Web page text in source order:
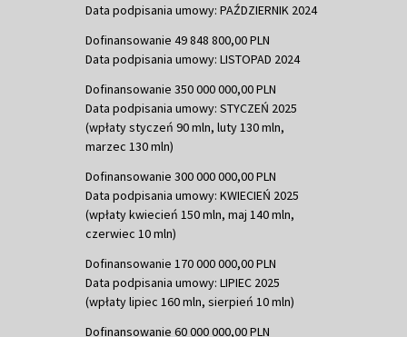
Data podpisania umowy: PAŹDZIERNIK 2024
Dofinansowanie 49 848 800,00 PLN
Data podpisania umowy: LISTOPAD 2024
Dofinansowanie 350 000 000,00 PLN
Data podpisania umowy: STYCZEŃ 2025
(wpłaty styczeń 90 mln, luty 130 mln,
marzec 130 mln)
Dofinansowanie 300 000 000,00 PLN
Data podpisania umowy: KWIECIEŃ 2025
(wpłaty kwiecień 150 mln, maj 140 mln,
czerwiec 10 mln)
Dofinansowanie 170 000 000,00 PLN
Data podpisania umowy: LIPIEC 2025
(wpłaty lipiec 160 mln, sierpień 10 mln)
Dofinansowanie 60 000 000,00 PLN